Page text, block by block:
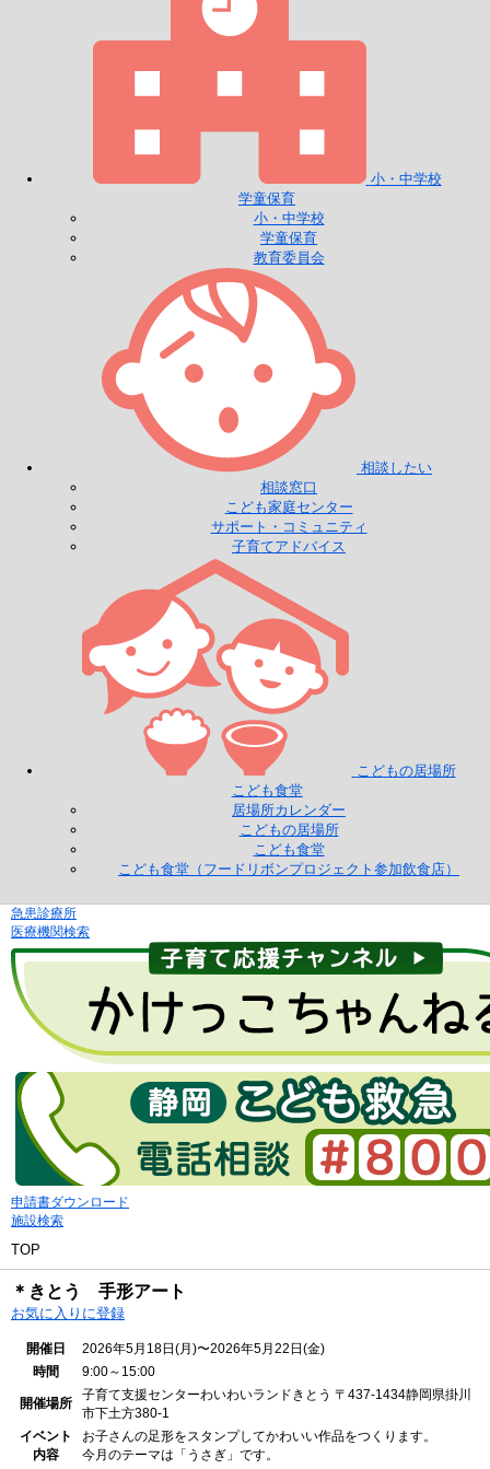
小・中学校
学童保育
小・中学校
学童保育
教育委員会
相談したい
相談窓口
こども家庭センター
サポート・コミュニティ
子育てアドバイス
こどもの居場所
こども食堂
居場所カレンダー
こどもの居場所
こども食堂
こども食堂（フードリボンプロジェクト参加飲食店）
急患診療所
医療機関検索
申請書ダウンロード
施設検索
TOP
＊きとう 手形アート
お気に入りに登録
開催日
2026年5月18日(月)〜2026年5月22日(金)
時間
9:00～15:00
開催場所
子育て支援センターわいわいランドきとう 〒437-1434静岡県掛川
市下土方380-1
イベント
内容
お子さんの足形をスタンプしてかわいい作品をつくります。
今月のテーマは「うさぎ」です。